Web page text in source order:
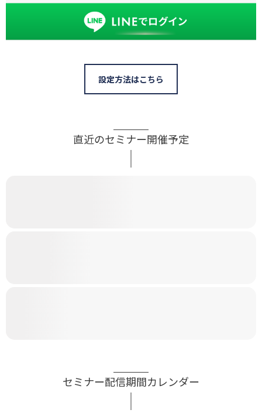
設定方法はこちら
直近のセミナー開催予定
セミナー配信期間カレンダー